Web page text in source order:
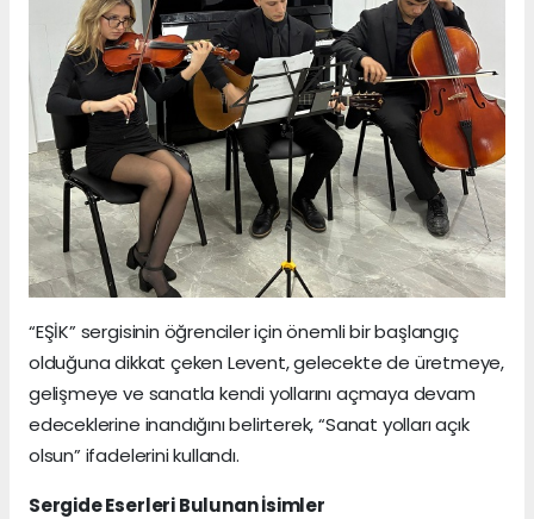
“EŞİK” sergisinin öğrenciler için önemli bir başlangıç
olduğuna dikkat çeken Levent, gelecekte de üretmeye,
gelişmeye ve sanatla kendi yollarını açmaya devam
edeceklerine inandığını belirterek, “Sanat yolları açık
olsun” ifadelerini kullandı.
Sergide Eserleri Bulunan İsimler